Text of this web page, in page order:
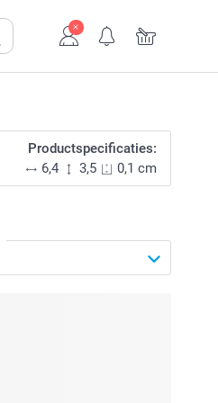
Productspecificaties:
6,4
3,5 0,1 cm